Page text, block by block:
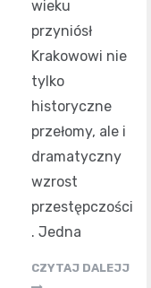
wieku
przyniósł
Krakowowi nie
tylko
historyczne
przełomy, ale i
dramatyczny
wzrost
przestępczości
. Jedna
CZYTAJ DALEJJ